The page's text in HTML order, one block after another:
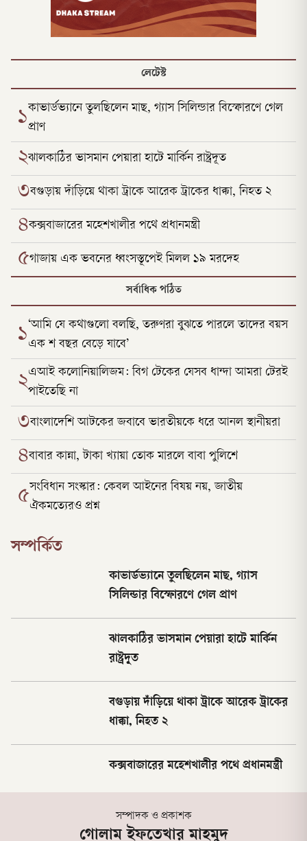
লেটেস্ট
১কাভার্ডভ্যানে তুলছিলেন মাছ, গ্যাস সিলিন্ডার বিস্ফোরণে গেল
প্রাণ
২ঝালকাঠির ভাসমান পেয়ারা হাটে মার্কিন রাষ্ট্রদূত
৩বগুড়ায় দাঁড়িয়ে থাকা ট্রাকে আরেক ট্রাকের ধাক্কা, নিহত ২
৪কক্সবাজারের মহেশখালীর পথে প্রধানমন্ত্রী
৫গাজায় এক ভবনের ধ্বংসস্তূপেই মিলল ১৯ মরদেহ
সর্বাধিক পঠিত
১‘আমি যে কথাগুলো বলছি, তরুণরা বুঝতে পারলে তাদের বয়স
এক শ বছর বেড়ে যাবে’
২এআই কলোনিয়ালিজম: বিগ টেকের যেসব ধান্দা আমরা টেরই
পাইতেছি না
৩বাংলাদেশি আটকের জবাবে ভারতীয়কে ধরে আনল স্থানীয়রা
৪বাবার কান্না, টাকা খ্যায়া তোক মারলে বাবা পুলিশে
৫সংবিধান সংস্কার: কেবল আইনের বিষয় নয়, জাতীয়
ঐকমত্যেরও প্রশ্ন
সম্পর্কিত
কাভার্ডভ্যানে তুলছিলেন মাছ, গ্যাস
সিলিন্ডার বিস্ফোরণে গেল প্রাণ
ঝালকাঠির ভাসমান পেয়ারা হাটে মার্কিন
রাষ্ট্রদূত
বগুড়ায় দাঁড়িয়ে থাকা ট্রাকে আরেক ট্রাকের
ধাক্কা, নিহত ২
কক্সবাজারের মহেশখালীর পথে প্রধানমন্ত্রী
সম্পাদক ও প্রকাশক
গোলাম ইফতেখার মাহমুদ